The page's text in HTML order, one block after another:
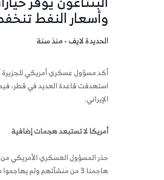
وأسعار النفط
الحديدة لايف - منذ سنة
أكد مسؤول عسكري أمريكي للجزيرة أن
استهدفت قاعدة العديد في قطر،
الإيراني.
أمريكا لا تستبعد هجمات إضافية
حذر المسؤول العسكري الأمريكي من
هاجمنا 3 من منشآتهم ولم يهاجموا سوى قاعدة واحدة"، مشيراً إلى عدم التوازن في حجم الردود بين الطرفين.